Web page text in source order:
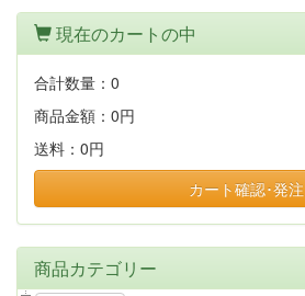
現在のカートの中
合計数量： 0
商品金額： 0円
送料： 0円
カート確認･発注
商品カテゴリー